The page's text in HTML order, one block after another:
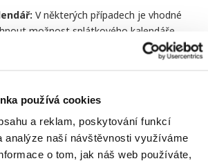
používá cookies
a reklam, poskytování funkcí
analýze naší návštěvnosti využíváme
o tom, jak náš web používáte,
V některých případech je vhodné
možnost splátkového kalendáře.
může být v budoucnu využit jako důkazní
souhlasem dlužníka dochází zároveň k
soudní fáze:
motivuje dlužníka k platbě. Dlužníci
možné náklady spojené se soudním